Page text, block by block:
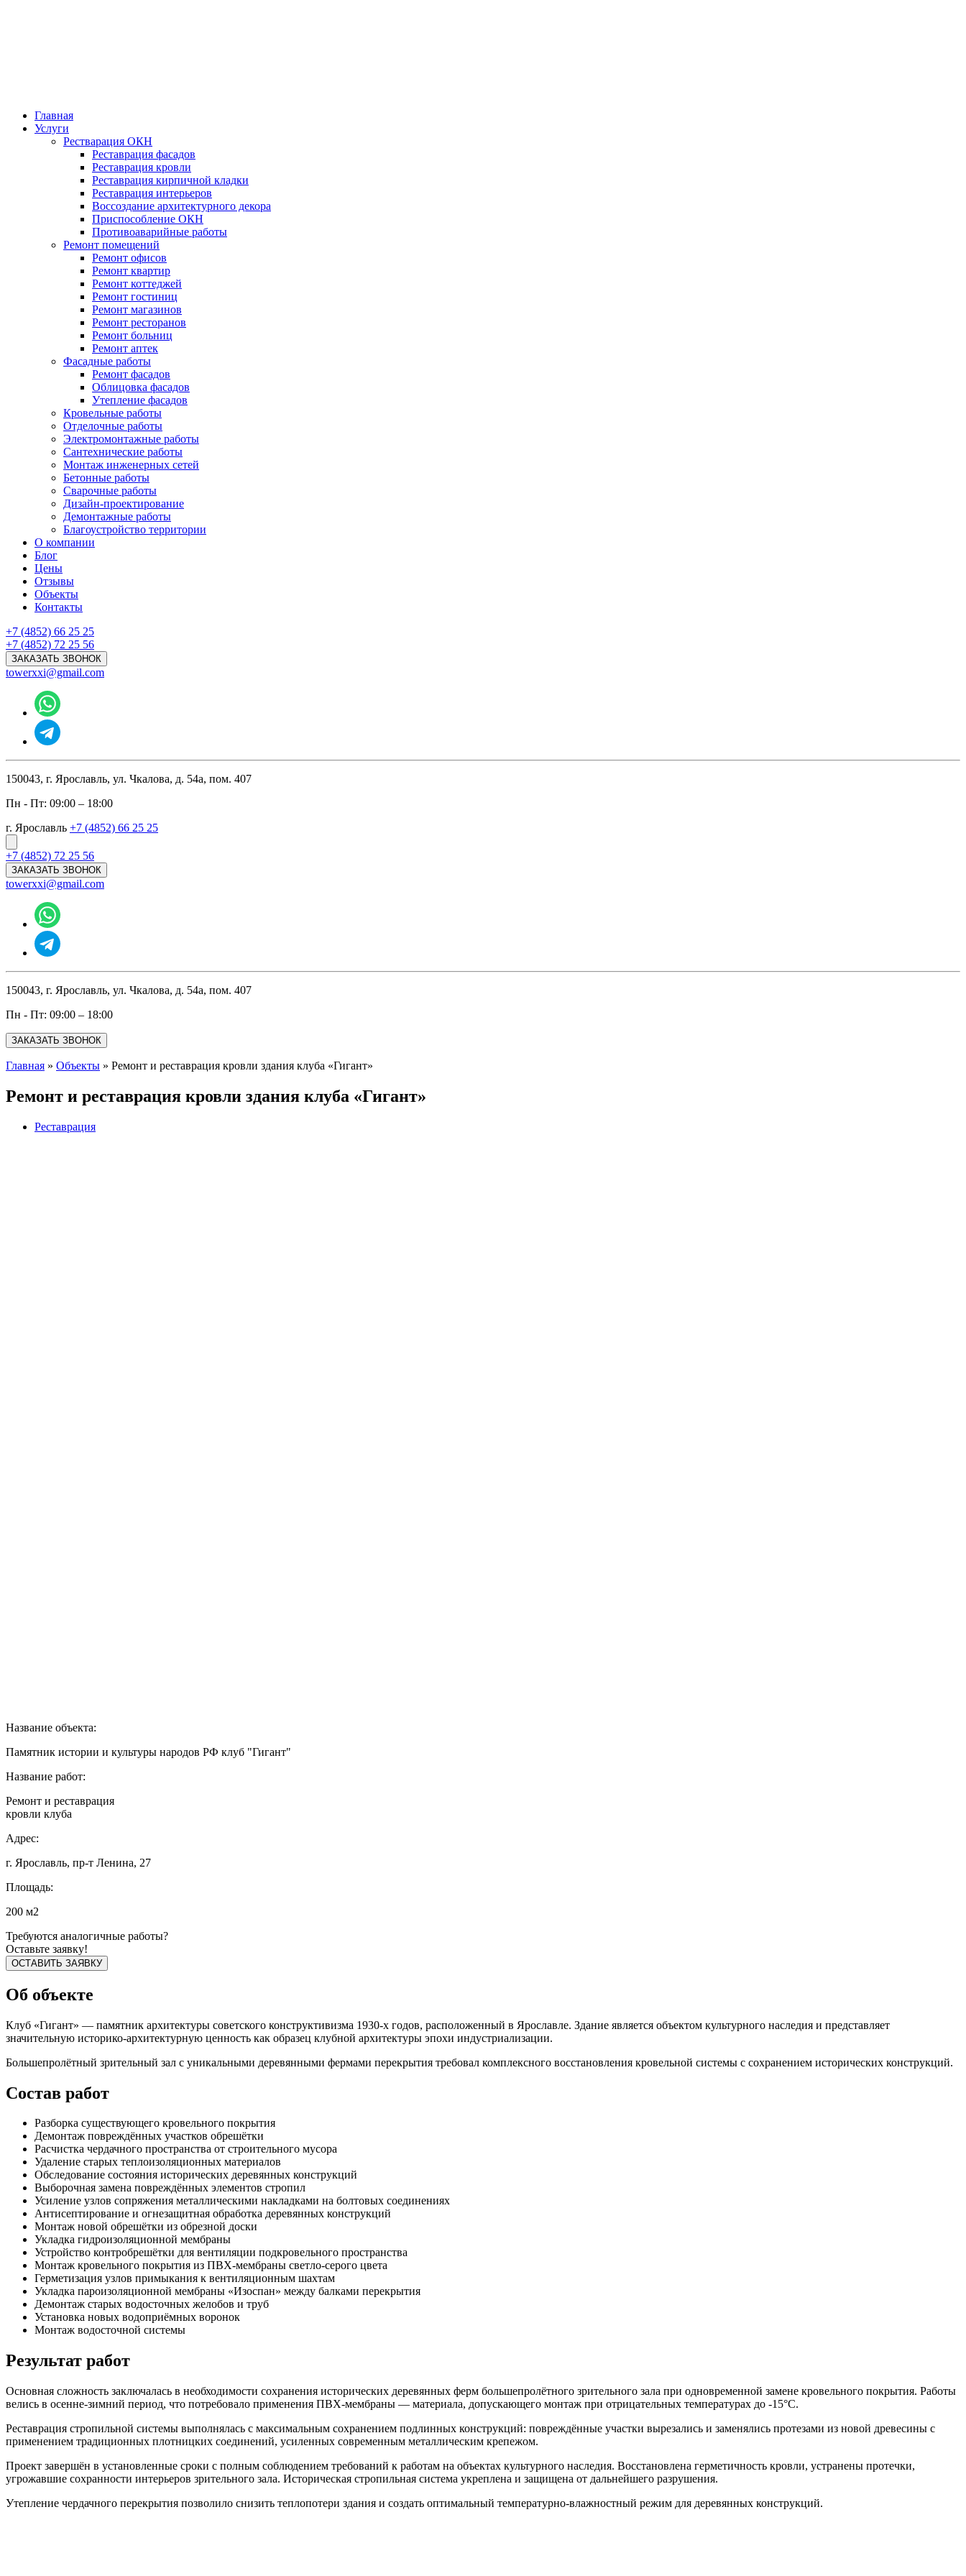
Главная
Услуги
Рестварация ОКН
Реставрация фасадов
Реставрация кровли
Реставрация кирпичной кладки
Реставрация интерьеров
Воссоздание архитектурного декора
Приспособление ОКН
Противоаварийные работы
Ремонт помещений
Ремонт офисов
Ремонт квартир
Ремонт коттеджей
Ремонт гостиниц
Ремонт магазинов
Ремонт ресторанов
Ремонт больниц
Ремонт аптек
Фасадные работы
Ремонт фасадов
Облицовка фасадов
Утепление фасадов
Кровельные работы
Отделочные работы
Электромонтажные работы
Сантехнические работы
Монтаж инженерных сетей
Бетонные работы
Сварочные работы
Дизайн-проектирование
Демонтажные работы
Благоустройство территории
О компании
Блог
Цены
Отзывы
Объекты
Контакты
+7 (4852) 66 25 25
+7 (4852) 72 25 56
ЗАКАЗАТЬ ЗВОНОК
towerxxi@gmail.com
150043, г. Ярославль, ул. Чкалова, д. 54а, пом. 407
Пн - Пт: 09:00 – 18:00
г. Ярославль +7 (4852) 66 25 25
+7 (4852) 72 25 56
ЗАКАЗАТЬ ЗВОНОК
towerxxi@gmail.com
150043, г. Ярославль, ул. Чкалова, д. 54а, пом. 407
Пн - Пт: 09:00 – 18:00
ЗАКАЗАТЬ ЗВОНОК
Главная » Объекты » Ремонт и реставрация кровли здания клуба «Гигант»
Ремонт и реставрация кровли здания клуба «Гигант»
Реставрация
Название объекта:
Памятник истории и культуры народов РФ клуб "Гигант"
Название работ:
Ремонт и реставрация
кровли клуба
Адрес:
г. Ярославль, пр-т Ленина, 27
Площадь:
200 м2
Требуются аналогичные работы?
Оставьте заявку!
ОСТАВИТЬ ЗАЯВКУ
Об объекте
Клуб «Гигант» — памятник архитектуры советского конструктивизма 1930-х годов, расположенный в Ярославле. Здание является объектом культурного наследия и представляет
значительную историко-архитектурную ценность как образец клубной архитектуры эпохи индустриализации.
Большепролётный зрительный зал с уникальными деревянными фермами перекрытия требовал комплексного восстановления кровельной системы с сохранением исторических конструкций.
Состав работ
Разборка существующего кровельного покрытия
Демонтаж повреждённых участков обрешётки
Расчистка чердачного пространства от строительного мусора
Удаление старых теплоизоляционных материалов
Обследование состояния исторических деревянных конструкций
Выборочная замена повреждённых элементов стропил
Усиление узлов сопряжения металлическими накладками на болтовых соединениях
Антисептирование и огнезащитная обработка деревянных конструкций
Монтаж новой обрешётки из обрезной доски
Укладка гидроизоляционной мембраны
Устройство контробрешётки для вентиляции подкровельного пространства
Монтаж кровельного покрытия из ПВХ-мембраны светло-серого цвета
Герметизация узлов примыкания к вентиляционным шахтам
Укладка пароизоляционной мембраны «Изоспан» между балками перекрытия
Демонтаж старых водосточных желобов и труб
Установка новых водоприёмных воронок
Монтаж водосточной системы
Результат работ
Основная сложность заключалась в необходимости сохранения исторических деревянных ферм большепролётного зрительного зала при одновременной замене кровельного покрытия. Работы
велись в осенне-зимний период, что потребовало применения ПВХ-мембраны — материала, допускающего монтаж при отрицательных температурах до -15°C.
Реставрация стропильной системы выполнялась с максимальным сохранением подлинных конструкций: повреждённые участки вырезались и заменялись протезами из новой древесины с
применением традиционных плотницких соединений, усиленных современным металлическим крепежом.
Проект завершён в установленные сроки с полным соблюдением требований к работам на объектах культурного наследия. Восстановлена герметичность кровли, устранены протечки,
угрожавшие сохранности интерьеров зрительного зала. Историческая стропильная система укреплена и защищена от дальнейшего разрушения.
Утепление чердачного перекрытия позволило снизить теплопотери здания и создать оптимальный температурно-влажностный режим для деревянных конструкций.